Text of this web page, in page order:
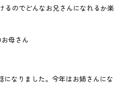
るのでどんなお兄さんになれるか楽
母さん
になりました。今年はお姉さんにな